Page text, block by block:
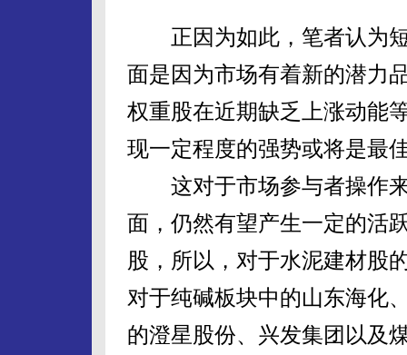
正因为如此，笔者认为短
面是因为市场有着新的潜力
权重股在近期缺乏上涨动能
现一定程度的强势或将是最
这对于市场参与者操作来
面，仍然有望产生一定的活
股，所以，对于水泥建材股
对于纯碱板块中的山东海化
的澄星股份、兴发集团以及